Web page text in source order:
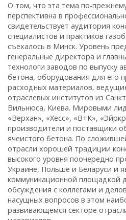
О том, что эта тема по-
перспективна в
свидетельствует аудитория
специалистов и практиков
съехалось в Минск. Уровень
генеральные директора и
технологи заводов по выпуску
бетона, оборудования для его
расходных материалов,
отраслевых институтов из
Вильнюса, Киева. Мировыми
«Верхан», «Хесс», «В+К»,
производители и поставщики
ячеистого бетона. По
отрасли хорошей традиции
высокого уровня поочередно
Украине, Польше и Беларуси и
коммуникационной площадкой
обсуждения с коллегами и
насущных вопросов в этом
развивающемся секторе